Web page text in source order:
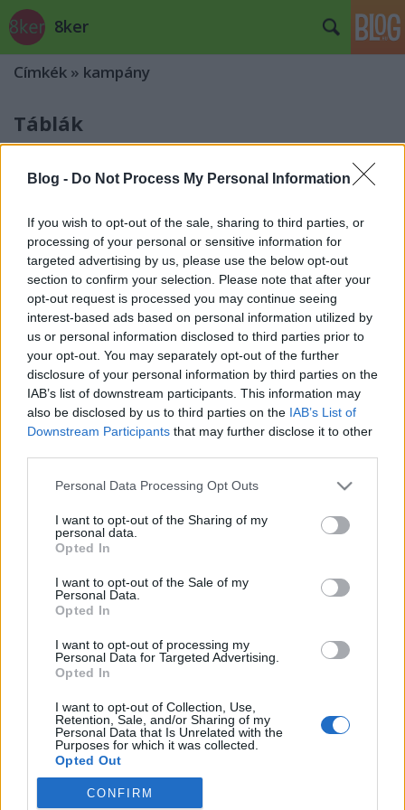
Blog - Do Not Process My Personal Information
If you wish to opt-out of the sale, sharing to third parties, or
processing of your personal or sensitive information for
targeted advertising by us, please use the below opt-out
section to confirm your selection. Please note that after your
opt-out request is processed you may continue seeing
interest-based ads based on personal information utilized by
us or personal information disclosed to third parties prior to
your opt-out. You may separately opt-out of the further
disclosure of your personal information by third parties on the
IAB’s list of downstream participants. This information may
also be disclosed by us to third parties on the IAB’s List of
Downstream Participants that may further disclose it to other
Please note that this website/app uses one or more Google
not limited to your visit or usage behaviour. You may click to
grant or deny consent to Google and its third-party tags to
use your data for below specified purposes in below Google
consent section.
Personal Data Processing Opt Outs
I want to opt-out of the Sharing of my
personal data.
Opted In
I want to opt-out of the Sale of my
Personal Data.
Opted In
I want to opt-out of processing my
Personal Data for Targeted Advertising.
Opted In
I want to opt-out of Collection, Use,
Retention, Sale, and/or Sharing of my
Personal Data that Is Unrelated with the
Purposes for which it was collected.
Opted Out
Google consents
CONFIRM
8ker
Címkék » kampány
Táblák
tanúi. Nem, nem a polgármestergyalázatos
viselkedésérőlvan most szó, de az is megér egy ...
Tünti
Lesley•2012. november 13.
Olyan aranyos szó, nem? Bájos, pontosabban, de
szerintem ez fejezi ki leginkább az eseményt, ami a
polgármester lemondásának napján történik. Hogy
Félidő
Pont két éve voltak a választások, amikor is
dr. lett ismét a vezetője e kerületnek. Ezért ...
Kerületi börtön 2013
2011. szeptember 19.
Az a jó a kampányban, hogy mindenki kirakja az
elképzeléseit. Így tett azMKKPis, börtönné
változtatva egy évek óta elhagyott újságosbódét.